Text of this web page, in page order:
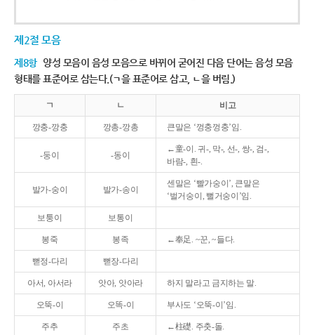
제2절 모음
제8항 양성 모음이 음성 모음으로 바뀌어 굳어진 다음 단어는 음성 모음
형태를 표준어로 삼는다.(ㄱ을 표준어로 삼고, ㄴ을 버림.)
ㄱ ㄴ 비고
깡충-깡충 깡총-깡총 큰말은 ‘껑충껑충’임.
-둥이 -동이
←童-이. 귀-, 막-, 선-, 쌍-, 검-,
바람-, 흰-.
발가-숭이 발가-송이
센말은 ‘빨가숭이’, 큰말은
‘벌거숭이, 뻘거숭이’임.
보퉁이 보통이
봉죽 봉족 ←奉足. ~꾼, ~들다.
뻗정-다리 뻗장-다리
아서, 아서라 앗아, 앗아라 하지 말라고 금지하는 말.
오뚝-이 오똑-이 부사도 ‘오뚝-이’임.
주추 주초 ←柱礎. 주춧-돌.